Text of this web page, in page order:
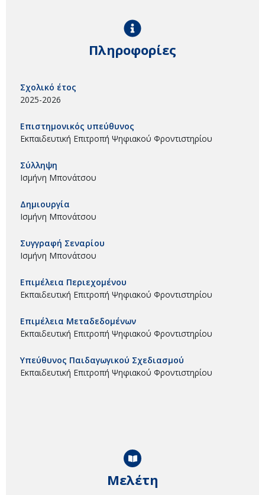
Μελέτη
Πληροφορίες
Σχολικό έτος
2025-2026
Επιστημονικός υπεύθυνος
Εκπαιδευτική Επιτροπή Ψηφιακού Φροντιστηρίου
Σύλληψη
Ισμήνη Μπονάτσου
Δημιουργία
Ισμήνη Μπονάτσου
Συγγραφή Σεναρίου
Ισμήνη Μπονάτσου
Επιμέλεια Περιεχομένου
Εκπαιδευτική Επιτροπή Ψηφιακού Φροντιστηρίου
Επιμέλεια Μεταδεδομένων
Εκπαιδευτική Επιτροπή Ψηφιακού Φροντιστηρίου
Υπεύθυνος Παιδαγωγικού Σχεδιασμού
Εκπαιδευτική Επιτροπή Ψηφιακού Φροντιστηρίου